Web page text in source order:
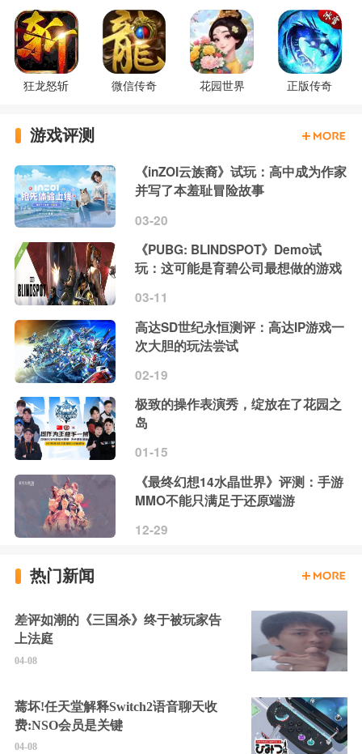
狂龙怒斩 微信传奇 花园世界 正版传奇
游戏评测
《inZOI云族裔》试玩：高中成为作家
并写了本羞耻冒险故事
03-20
《PUBG: BLINDSPOT》Demo试
玩：这可能是育碧公司最想做的游戏
03-11
高达SD世纪永恒测评：高达IP游戏一
次大胆的玩法尝试
02-19
极致的操作表演秀，绽放在了花园之
岛
01-15
《最终幻想14水晶世界》评测：手游
MMO不能只满足于还原端游
12-29
热门新闻
差评如潮的《三国杀》终于被玩家告
上法庭
04-08
蔫坏!任天堂解释Switch2语音聊天收
费:NSO会员是关键
04-08